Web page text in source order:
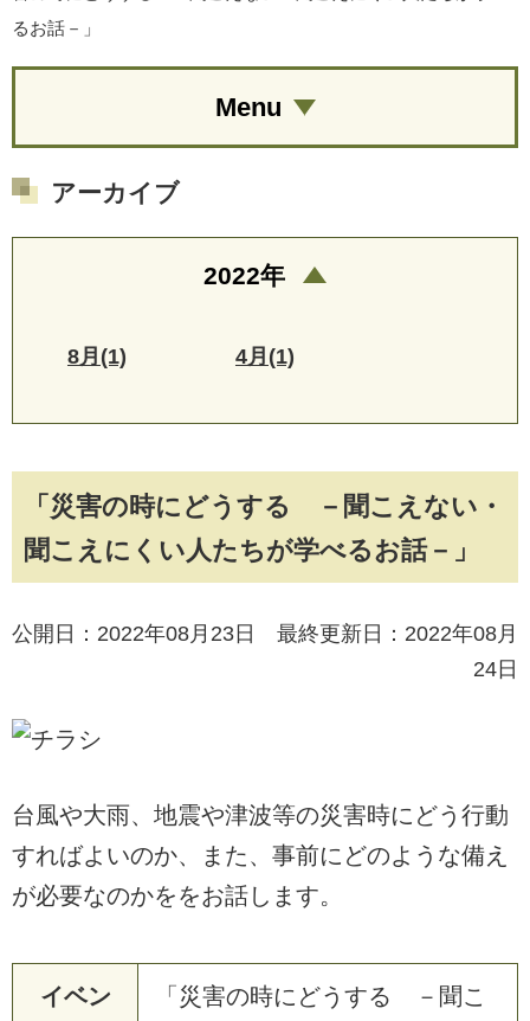
るお話－」
「災害の時にどうする －聞こえない・
聞こえにくい人たちが学べるお話－」
公開日：2022年08月23日 最終更新日：2022年08月
24日
台風や大雨、地震や津波等の災害時にどう行動
すればよいのか、また、事前にどのような備え
が必要なのかををお話します。
イベン
「災害の時にどうする －聞こ
Menu
アーカイブ
2022年
8月(1) 4月(1)